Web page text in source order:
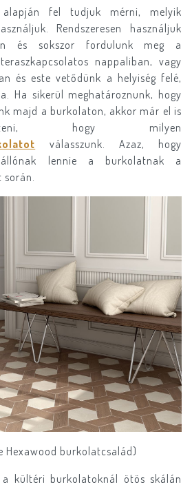
alapján fel tudjuk mérni, melyik
Rendszeresen használjuk
és sokszor fordulunk meg a
nappaliban, vagy
és este vetődünk a helyiség felé,
Ha sikerül meghatároznunk, hogy
majd a burkolaton, akkor már el is
hogy milyen
válasszunk. Azaz, hogy
lennie a burkolatnak a
során.
Hexawood burkolatcsalád)
a kültéri burkolatoknál ötös skálán